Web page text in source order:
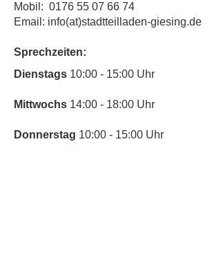
Mobil: 0176 55 07 66 74
Email: info(at)stadtteilladen-giesing.de
Sprechzeiten:
​Dienstags 10:00 - 15:00 Uhr
Mittwochs 14:00 - 18:00 Uhr
Donnerstag 10:00 - 15:00 Uhr